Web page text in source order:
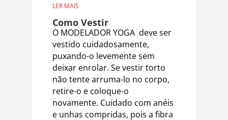
LER MAIS
Como Vestir
O MODELADOR YOGA deve ser
vestido cuidadosamente,
puxando-o levemente sem
deixar enrolar. Se vestir torto
não tente arruma-lo no corpo,
retire-o e coloque-o
novamente. Cuidado com anéis
e unhas compridas, pois a fibra